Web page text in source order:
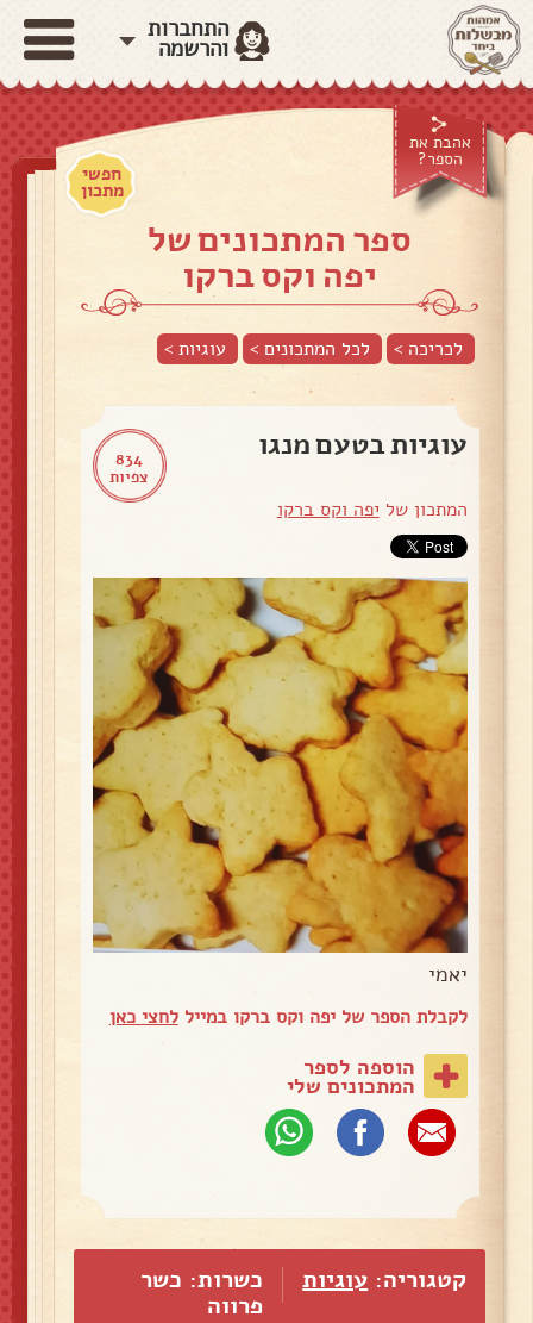
התחברות
והרשמה
אהבת את
הספר?
חפשי
מתכון
ספר המתכונים של
יפה וקס ברקו
לכריכה > לכל המתכונים > עוגיות>
834
צפיות
עוגיות בטעם מנגו
המתכון של יפה וקס ברקו
יאמי
לקבלת הספר של יפה וקס ברקו במייללחצי כאן
הוספה לספר
המתכונים שלי
קטגוריה: עוגיות
כשרות: כשר
פרווה